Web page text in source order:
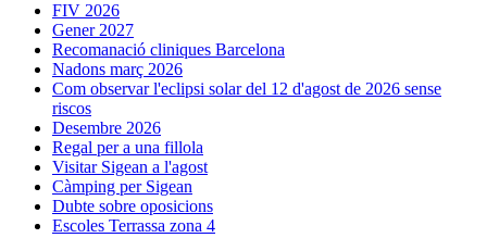
FIV 2026
Gener 2027
Recomanació cliniques Barcelona
Nadons març 2026
Com observar l'eclipsi solar del 12 d'agost de 2026 sense
riscos
Desembre 2026
Regal per a una fillola
Visitar Sigean a l'agost
Càmping per Sigean
Dubte sobre oposicions
Escoles Terrassa zona 4